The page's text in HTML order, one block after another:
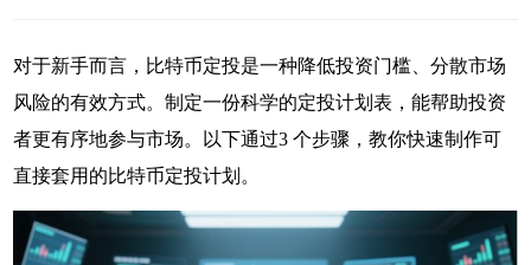
对于新手而言，比特币定投是一种降低投资门槛、分散市场
风险的有效方式。制定一份科学的定投计划表，能帮助投资
者更有序地参与市场。以下通过3 个步骤，教你快速制作可
直接套用的比特币定投计划。